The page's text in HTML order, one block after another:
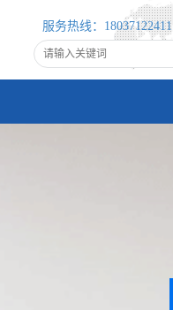
服务热线： 18037122411